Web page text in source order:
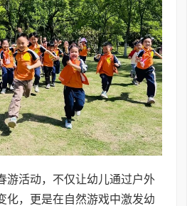
游活动，不仅让幼儿通过户外
化，更是在自然游戏中激发幼